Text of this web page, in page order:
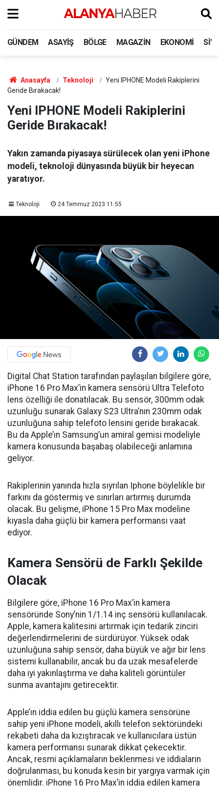
GÜNDEM ASAYIŞ BÖLGE MAGAZIN EKONOMI
Anasayfa Teknoloji
Yeni IPHONE Modeli Rakiplerini
Geride Bırakacak!
Yeni IPHONE Modeli Rakiplerini
Geride Bırakacak!
Yakın zamanda piyasaya sürülecek olan yeni iPhone
modeli, teknoloji dünyasında büyük bir heyecan
yaratıyor.
Teknoloji 24 Temmuz 2023 11:55
Digital Chat Station tarafından paylaşılan bilgilere göre,
iPhone 16 Pro Max’in kamera sensörü Ultra Telefoto
lens özelliği ile donatılacak. Bu sensör, 300mm odak
uzunluğu sunarak Galaxy S23 Ultra’nın 230mm odak
uzunluğuna sahip telefoto lensini geride bırakacak.
Bu da Apple’ın Samsung’un amiral gemisi modeliyle
kamera konusunda başabaş olabileceği anlamına
geliyor.
Rakiplerinin yanında hızla sıyrılan Iphone böylelikle bir
farkını da göstermiş ve sınırları artırmış durumda
olacak. Bu gelişme, iPhone 15 Pro Max modeline
kıyasla daha güçlü bir kamera performansı vaat
ediyor.
Kamera Sensörü de Farklı Şekilde
Olacak
Bilgilere göre, iPhone 16 Pro Max’in kamera
sensöründe Sony’nin 1/1.14 inç sensörü kullanılacak.
Apple, kamera kalitesini artırmak için tedarik zinciri
değerlendirmelerini de sürdürüyor. Yüksek odak
uzunluğuna sahip sensör, daha büyük ve ağır bir lens
sistemi kullanabilir, ancak bu da uzak mesafelerde
daha iyi yakınlaştırma ve daha kaliteli görüntüler
sunma avantajını getirecektir.
Apple’ın iddia edilen bu güçlü kamera sensörüne
sahip yeni iPhone modeli, akıllı telefon sektöründeki
rekabeti daha da kızıştıracak ve kullanıcılara üstün
kamera performansı sunarak dikkat çekecektir.
Ancak, resmi açıklamaların beklenmesi ve iddiaların
doğrulanması, bu konuda kesin bir yargıya varmak için
önemlidir. iPhone 16 Pro Max’in iddia edilen kamera